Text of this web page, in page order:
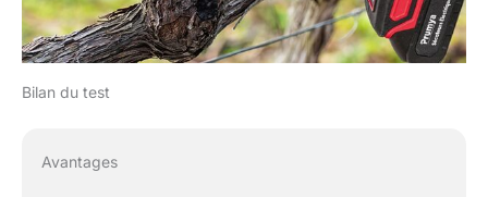
Bilan du test
Avantages